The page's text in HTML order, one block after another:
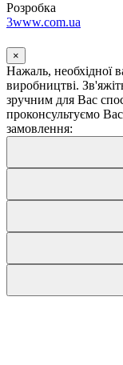
Розробка
3www.com.ua
×
Нажаль, необхідної
виробництві.
зручним для Вас
проконсультуємо
замовлення: